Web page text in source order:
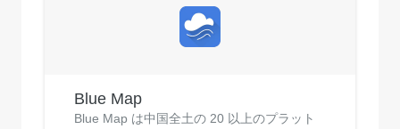
Blue Map
Blue Map は中国全土の 20 以上のプラット